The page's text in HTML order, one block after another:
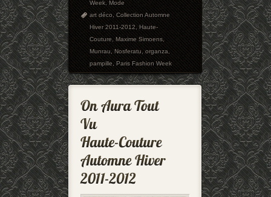
Week,Mode
art déco,Collection Automne
Hiver 2011-2012,Haute-
Couture,Maxime Simoens,
Munrau,Nosferatu,organza,
pampille,Paris Fashion Week